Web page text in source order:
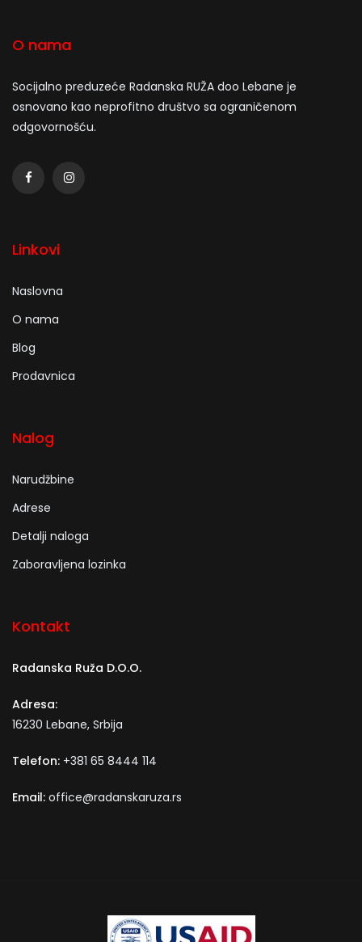
O nama
Socijalno preduzeće Radanska RUŽA doo Lebane je
osnovano kao neprofitno društvo sa ograničenom
odgovornošću.
Linkovi
Naslovna
O nama
Blog
Prodavnica
Nalog
Narudžbine
Adrese
Detalji naloga
Zaboravljena lozinka
Kontakt
Radanska Ruža D.O.O.
Adresa:
16230 Lebane, Srbija
Telefon: +381 65 8444 114
Email: office@radanskaruza.rs